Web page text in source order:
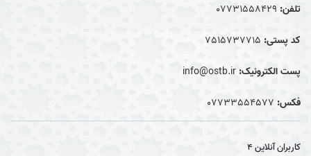
تلفن: 07731558429
کد پستی: 7515737715
پست الکترونیک: info@ostb.ir
فکس: 07733554577
کاربران آنلاین4